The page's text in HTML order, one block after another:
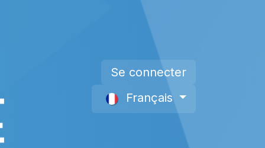
Se connecter
Français